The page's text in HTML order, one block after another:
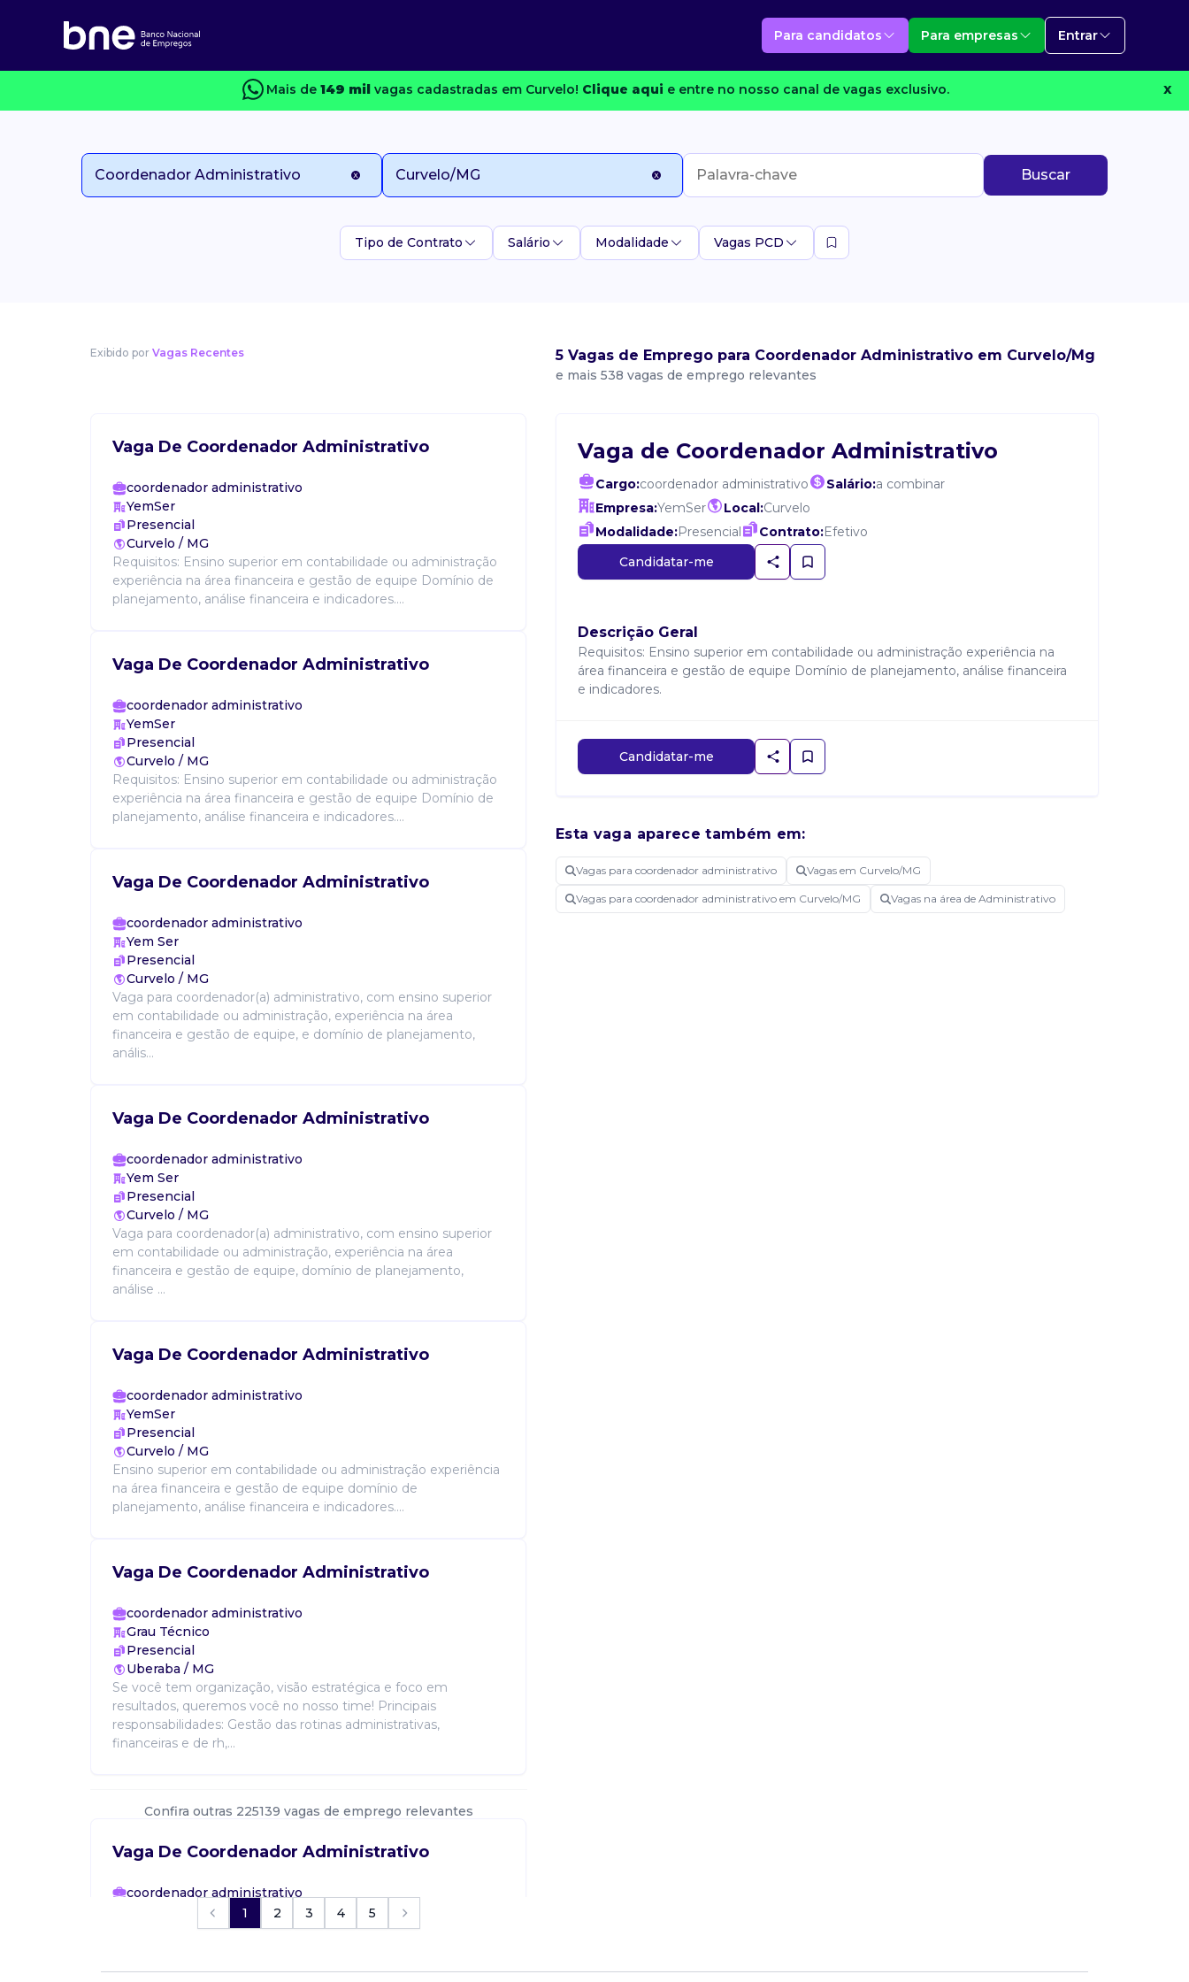
Para candidatos Para empresas Entrar
Mais de 149 mil vagas cadastradas em Curvelo! Clique aqui e entre no nosso canal de vagas exclusivo. X
Buscar
Tipo de Contrato Salário Modalidade Vagas PCD
Exibido por Vagas Recentes 5 Vagas de Emprego para Coordenador Administrativo em Curvelo/Mg
e mais 538 vagas de emprego relevantes
Vaga De Coordenador Administrativo
coordenador administrativo
YemSer
Presencial
Curvelo / MG
Requisitos: Ensino superior em contabilidade ou administração
experiência na área financeira e gestão de equipe Domínio de
planejamento, análise financeira e indicadores....
Vaga De Coordenador Administrativo
coordenador administrativo
YemSer
Presencial
Curvelo / MG
Requisitos: Ensino superior em contabilidade ou administração
experiência na área financeira e gestão de equipe Domínio de
planejamento, análise financeira e indicadores....
Vaga De Coordenador Administrativo
coordenador administrativo
Yem Ser
Presencial
Curvelo / MG
Vaga para coordenador(a) administrativo, com ensino superior
em contabilidade ou administração, experiência na área
financeira e gestão de equipe, e domínio de planejamento,
anális...
Vaga De Coordenador Administrativo
coordenador administrativo
Yem Ser
Presencial
Curvelo / MG
Vaga para coordenador(a) administrativo, com ensino superior
em contabilidade ou administração, experiência na área
financeira e gestão de equipe, domínio de planejamento,
análise ...
Vaga De Coordenador Administrativo
coordenador administrativo
YemSer
Presencial
Curvelo / MG
Ensino superior em contabilidade ou administração experiência
na área financeira e gestão de equipe domínio de
planejamento, análise financeira e indicadores....
Vaga De Coordenador Administrativo
coordenador administrativo
Grau Técnico
Presencial
Uberaba / MG
Se você tem organização, visão estratégica e foco em
resultados, queremos você no nosso time! Principais
responsabilidades: Gestão das rotinas administrativas,
financeiras e de rh,...
Confira outras 225139 vagas de emprego relevantes
Vaga De Coordenador Administrativo
coordenador administrativo
1 2 3 4 5
Vaga de Coordenador Administrativo
Cargo:coordenador administrativo Salário:a combinar
Empresa:YemSer Local:Curvelo
Modalidade:Presencial Contrato:Efetivo
Candidatar-me
Descrição Geral
Requisitos: Ensino superior em contabilidade ou administração experiência na
área financeira e gestão de equipe Domínio de planejamento, análise financeira
e indicadores.
Candidatar-me
Esta vaga aparece também em:
Vagas para coordenador administrativo Vagas em Curvelo/MG
Vagas para coordenador administrativo em Curvelo/MG Vagas na área de Administrativo